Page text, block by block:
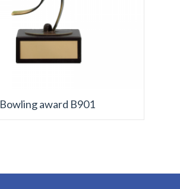
Bowling award B901